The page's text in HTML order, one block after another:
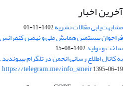
آخرین اخبار
مشابهت‌یابی مقالات نشریه1402-11-01
فراخوان بیستمین همایش ملی و نهمین
ساخت و تولید1402-08-15
به کانال اطلاع رسانی انجمن در تلگرام
https://telegram.me/info_smeir1395-06-19